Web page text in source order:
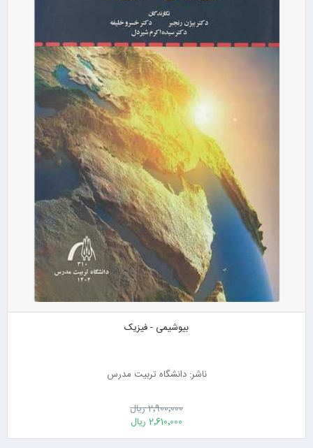
بیوشیمی - فیزیک
ناشر: دانشگاه تربیت مدرس
2٬900٬000 ریال
2٬610٬000 ریال